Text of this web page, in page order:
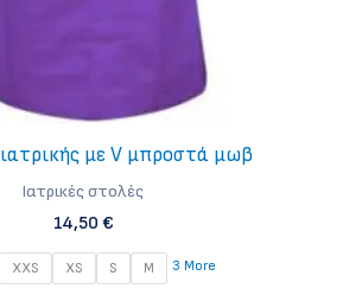
με V μπροστά μωβ
Iατρικές στολές
14,50 €
XXS XS S M 3 More